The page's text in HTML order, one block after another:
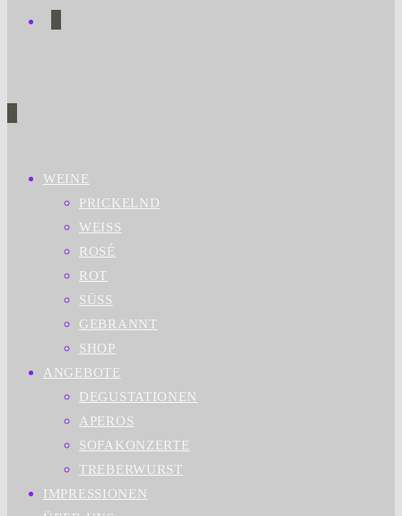
WEINE
PRICKELND
WEISS
ROSÉ
ROT
SÜSS
GEBRANNT
SHOP
ANGEBOTE
DEGUSTATIONEN
APEROS
SOFAKONZERTE
TREBERWURST
IMPRESSIONEN